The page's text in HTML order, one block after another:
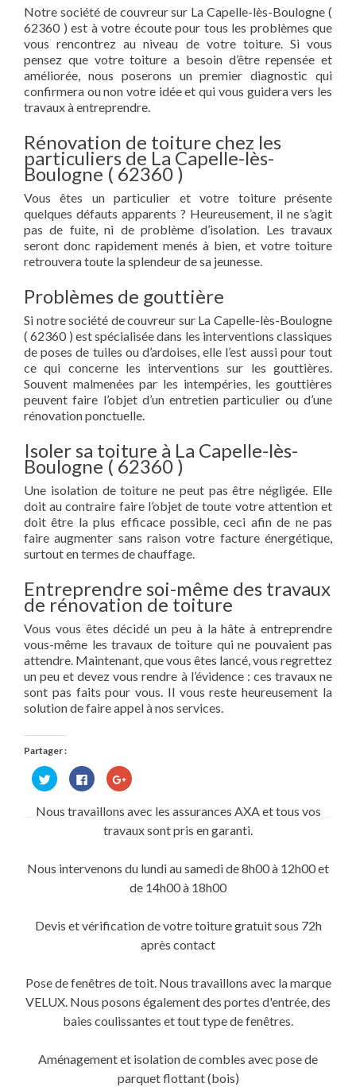
Notre société de couvreur sur La Capelle-lès-Boulogne (
62360 ) est à votre écoute pour tous les problèmes que
vous rencontrez au niveau de votre toiture. Si vous
pensez que votre toiture a besoin d’être repensée et
améliorée, nous poserons un premier diagnostic qui
confirmera ou non votre idée et qui vous guidera vers les
travaux à entreprendre.
Rénovation de toiture chez les
particuliers de La Capelle-lès-
Boulogne ( 62360 )
Vous êtes un particulier et votre toiture présente
quelques défauts apparents ? Heureusement, il ne s’agit
pas de fuite, ni de problème d’isolation. Les travaux
seront donc rapidement menés à bien, et votre toiture
retrouvera toute la splendeur de sa jeunesse.
Problèmes de gouttière
Si notre société de couvreur sur La Capelle-lès-Boulogne
( 62360 ) est spécialisée dans les interventions classiques
de poses de tuiles ou d’ardoises, elle l’est aussi pour tout
ce qui concerne les interventions sur les gouttières.
Souvent malmenées par les intempéries, les gouttières
peuvent faire l’objet d’un entretien particulier ou d’une
rénovation ponctuelle.
Isoler sa toiture à La Capelle-lès-
Boulogne ( 62360 )
Une isolation de toiture ne peut pas être négligée. Elle
doit au contraire faire l’objet de toute votre attention et
doit être la plus efficace possible, ceci afin de ne pas
faire augmenter sans raison votre facture énergétique,
surtout en termes de chauffage.
Entreprendre soi-même des travaux
de rénovation de toiture
Vous vous êtes décidé un peu à la hâte à entreprendre
vous-même les travaux de toiture qui ne pouvaient pas
attendre. Maintenant, que vous êtes lancé, vous regrettez
un peu et devez vous rendre à l’évidence : ces travaux ne
sont pas faits pour vous. Il vous reste heureusement la
solution de faire appel à nos services.
Partager :
Cliquez
pour
partager
Twitter(ouvre
Cliquez
pour
partager
sur
Facebook(ouvre
dans
une
Cliquez
pour
Google+
dans
fenêtre)
Nous travaillons avec les assurances AXA et tous vos
travaux sont pris en garanti.
Nous intervenons du lundi au samedi de 8h00 à 12h00 et
de 14h00 à 18h00
Devis et vérification de votre toiture gratuit sous 72h
après contact
Pose de fenêtres de toit. Nous travaillons avec la marque
VELUX. Nous posons également des portes d'entrée, des
baies coulissantes et tout type de fenêtres.
Aménagement et isolation de combles avec pose de
parquet flottant (bois)